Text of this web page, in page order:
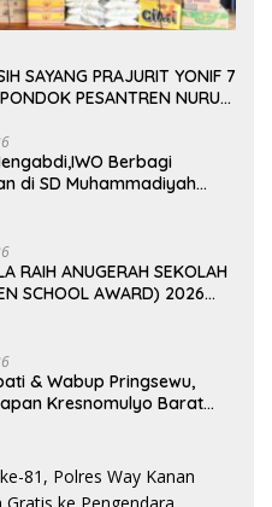
YONIF 7
PESANTREN NURUL
Berbagi
di SD Muhammadiyah
SEKOLAH
SCHOOL AWARD) 2026
& Wabup Pringsewu,
Kresnomulyo Barat